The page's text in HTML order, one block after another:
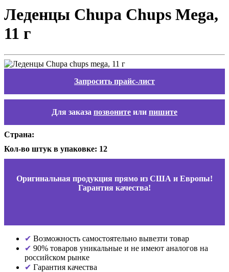
Леденцы Chupa Chups Mega,
11 г
Запросить прайс-лист
Для заказа позвоните или пишите
Страна:
Кол-во штук в упаковке: 12
Оригинальная продукция прямо из США и Европы!
Гарантия качества!
Возможность самостоятельно вывезти товар
90% товаров уникальные и не имеют аналогов на
российском рынке
Гарантия качества